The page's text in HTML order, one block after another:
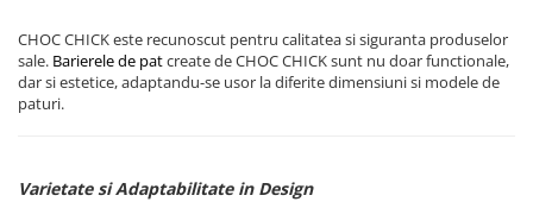
CHOC CHICK este recunoscut pentru calitatea si siguranta produselor
sale. Barierele de patcreate de CHOC CHICK sunt nu doar functionale,
dar si estetice, adaptandu-se usor la diferite dimensiuni si modele de
paturi.
Varietate si Adaptabilitate in Design